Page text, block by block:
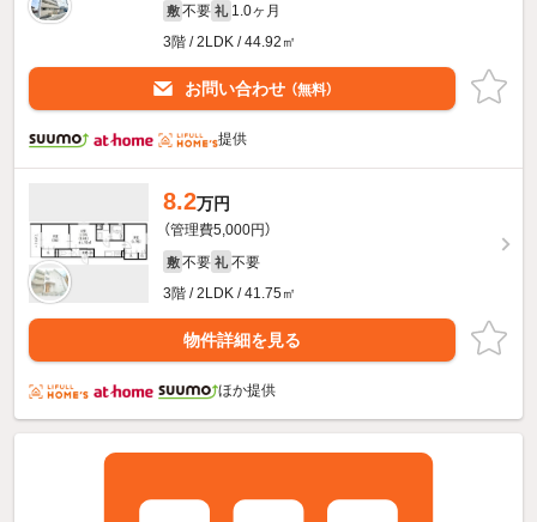
敷 不要 礼 1.0ヶ月
3階 / 2LDK / 44.92㎡
お問い合わせ （無料）
提供
8.2万円
（管理費5,000円）
敷 不要 礼 不要
3階 / 2LDK / 41.75㎡
物件詳細を見る
ほか提供